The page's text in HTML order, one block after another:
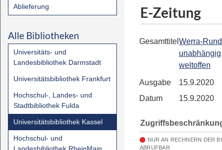
Ablieferung
Alle Bibliotheken
Universitäts- und
Landesbibliothek Darmstadt
Universitätsbibliothek Frankfurt
Hochschul-, Landes- und
Stadtbibliothek Fulda
Universitätsbibliothek Kassel
Hochschul- und
E-Zeitung
Gesamttitel Werra-
weltoffen
Ausgabe
15.9.2020
Datum
15.9.2020
NUR AN RECHNERN DER
ABRUFBAR